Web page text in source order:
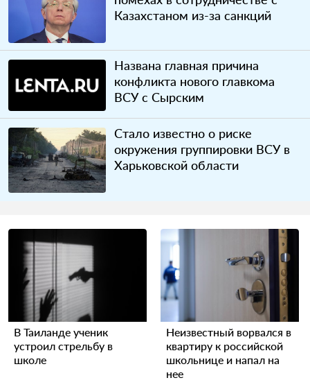
Казахстаном из-за санкций
Названа главная причина
конфликта нового главкома
ВСУ с Сырским
Стало известно о риске
окружения группировки ВСУ в
Харьковской области
В Таиланде ученик
устроил стрельбу в
школе
Неизвестный ворвался в
квартиру к российской
школьнице и напал на
нее